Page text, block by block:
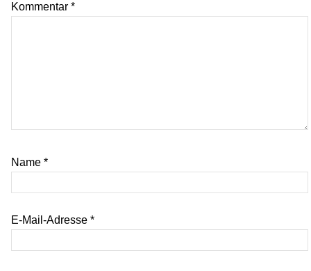
Kommentar *
Name *
E-Mail-Adresse *